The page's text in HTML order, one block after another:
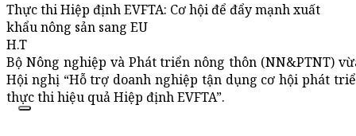
Thực thi Hiệp định EVFTA: Cơ hội để đẩy mạnh xuất
khẩu nông sản sang EU
H.T
Bộ Nông nghiệp và Phát triển nông thôn (NN&PTNT)
Hội nghị “Hỗ trợ doanh nghiệp tận dụng cơ hội phát
thực thi hiệu quả Hiệp định EVFTA”.